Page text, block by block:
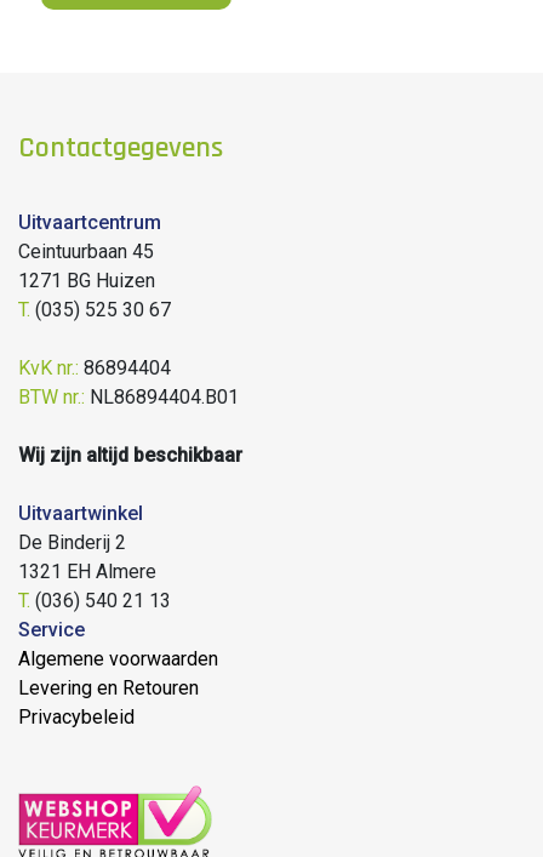
Contactgegevens
Uitvaartcentrum
Ceintuurbaan 45
1271 BG Huizen
T. (035) 525 30 67
KvK nr.: 86894404
BTW nr.: NL86894404.B01
Wij zijn altijd beschikbaar
Uitvaartwinkel
De Binderij 2
1321 EH Almere
T. (036) 540 21 13
Service
Algemene voorwaarden
Levering en Retouren
Privacybeleid